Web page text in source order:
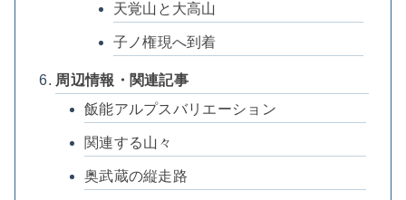
天覚山と大高山
子ノ権現へ到着
周辺情報・関連記事
飯能アルプスバリエーション
関連する山々
奥武蔵の縦走路